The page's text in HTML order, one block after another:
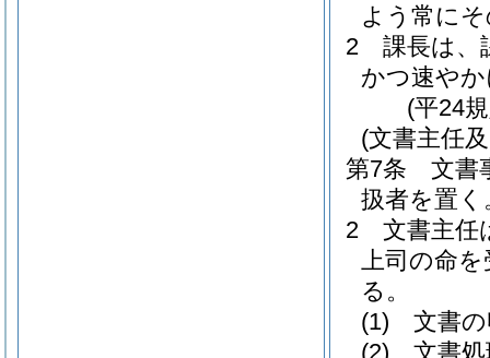
よう常に
2
課長は、
かつ速や
(平24
(文書主任
第7条
文書
扱者を置く
2
文書主任
上司の命
る。
(1)
文書
(2)
文書